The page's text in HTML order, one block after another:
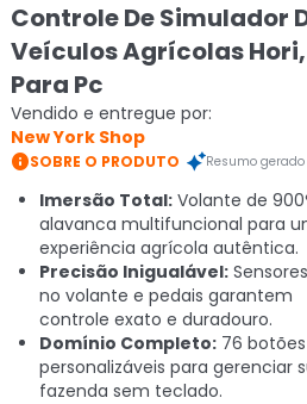
Controle De Simulador
Veículos Agrícolas Hori,
Para Pc
Vendido e entregue por:
New York Shop
SOBRE O PRODUTO Resumo
Imersão Total: Volante de
alavanca multifuncional para
experiência agrícola autêntica.
Precisão Inigualável:
no volante e pedais garantem
controle exato e duradouro.
Domínio Completo: 76 botões
personalizáveis para gerenciar
fazenda sem teclado.